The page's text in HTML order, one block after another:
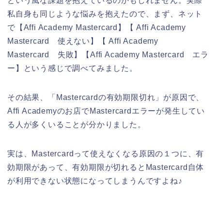
私自身も同じような悩みを抱えたので、まず、ネット
で【Affi Academy Mastercard】【 Affi Academy
Mastercard 使えない】【 Affi Academy
Mastercard 失敗】【Affi Academy Mastercard エラ
ー】という感じで調べてみました。
その結果、「Mastercardの有効期限切れ」が原因で、
Affi Academyのお店でMastercardエラーが発生してい
る人が多くいることが分かりました。
実は、Mastercardって使えなくなる原因の１つに、有
効期限があって、有効期限が切れるとMastercard自体
が利用できない状態になってしまうんですよね♪